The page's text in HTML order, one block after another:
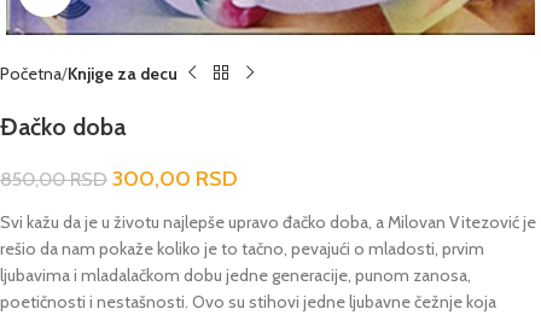
Početna Knjige za decu
Đačko doba
850,00RSD 300,00 RSD
Svi kažu da je u životu najlepše upravo đačko doba, a Milovan Vitezović je
rešio da nam pokaže koliko je to tačno, pevajući o mladosti, prvim
ljubavima i mladalačkom dobu jedne generacije, punom zanosa,
poetičnosti i nestašnosti. Ovo su stihovi jedne ljubavne čežnje koja